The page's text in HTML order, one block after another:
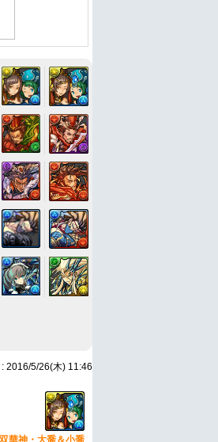
2016/5/26(木) 11:46
華神・大喬＆小喬